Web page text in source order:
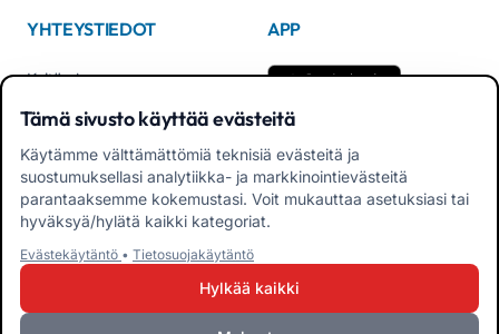
YHTEYSTIEDOT
Keitä olemme
Ota yhteyttä
Puh. +39 02 84152514
APP
Lataa APK-sovellus perheille
Lataa APK Opettajat-
Tämä sivusto käyttää evästeitä
Käytämme välttämättömiä teknisiä evästeitä ja
suostumuksellasi analytiikka- ja markkinointievästeitä
parantaaksemme kokemustasi. Voit mukauttaa asetuksiasi tai
hyväksyä/hylätä kaikki kategoriat.
Evästekäytäntö • Tietosuojakäytäntö
Hylkää kaikki